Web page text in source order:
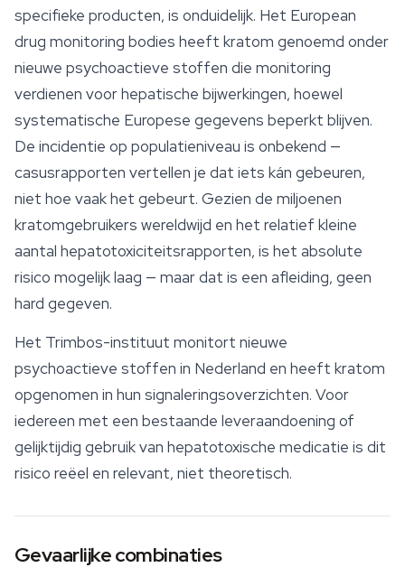
specifieke producten, is onduidelijk. Het European
drug monitoring bodies heeft kratom genoemd onder
nieuwe psychoactieve stoffen die monitoring
verdienen voor hepatische bijwerkingen, hoewel
systematische Europese gegevens beperkt blijven.
De incidentie op populatieniveau is onbekend —
casusrapporten vertellen je dat iets kán gebeuren,
niet hoe vaak het gebeurt. Gezien de miljoenen
kratomgebruikers wereldwijd en het relatief kleine
aantal hepatotoxiciteitsrapporten, is het absolute
risico mogelijk laag — maar dat is een afleiding, geen
hard gegeven.
Het Trimbos-instituut monitort nieuwe
psychoactieve stoffen in Nederland en heeft kratom
opgenomen in hun signaleringsoverzichten. Voor
iedereen met een bestaande leveraandoening of
gelijktijdig gebruik van hepatotoxische medicatie is dit
risico reëel en relevant, niet theoretisch.
Gevaarlijke combinaties